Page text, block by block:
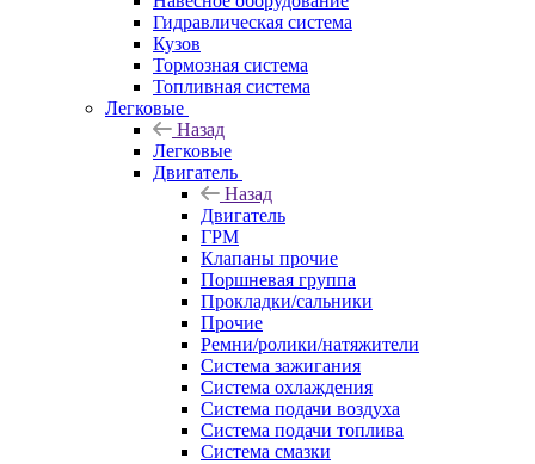
Гидравлическая система
Кузов
Тормозная система
Топливная система
Легковые
Назад
Легковые
Двигатель
Назад
Двигатель
ГРМ
Клапаны прочие
Поршневая группа
Прокладки/сальники
Прочие
Ремни/ролики/натяжители
Система зажигания
Система охлаждения
Система подачи воздуха
Система подачи топлива
Система смазки